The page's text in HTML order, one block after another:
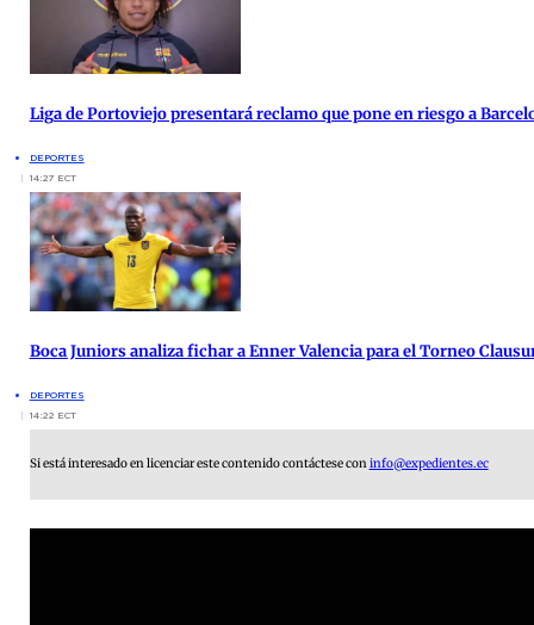
Liga de Portoviejo presentará reclamo que pone en riesgo a
DEPORTES
14:27 ECT
Boca Juniors analiza fichar a Enner Valencia para el Torneo
DEPORTES
14:22 ECT
Si está interesado en licenciar este contenido contáctese coninfo@expedientes.ec